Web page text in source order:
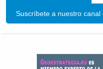
Suscríbete a nuestro